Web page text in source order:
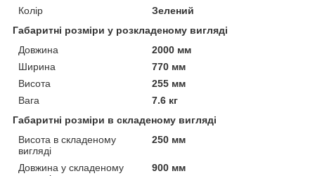
Колір
Зелений
Габаритні розміри у розкладеному вигляді
Довжина
2000 мм
Ширина
770 мм
Висота
255 мм
Вага
7.6 кг
Габаритні розміри в складеному вигляді
Висота в складеному
вигляді
250 мм
Довжина у складеному
900 мм